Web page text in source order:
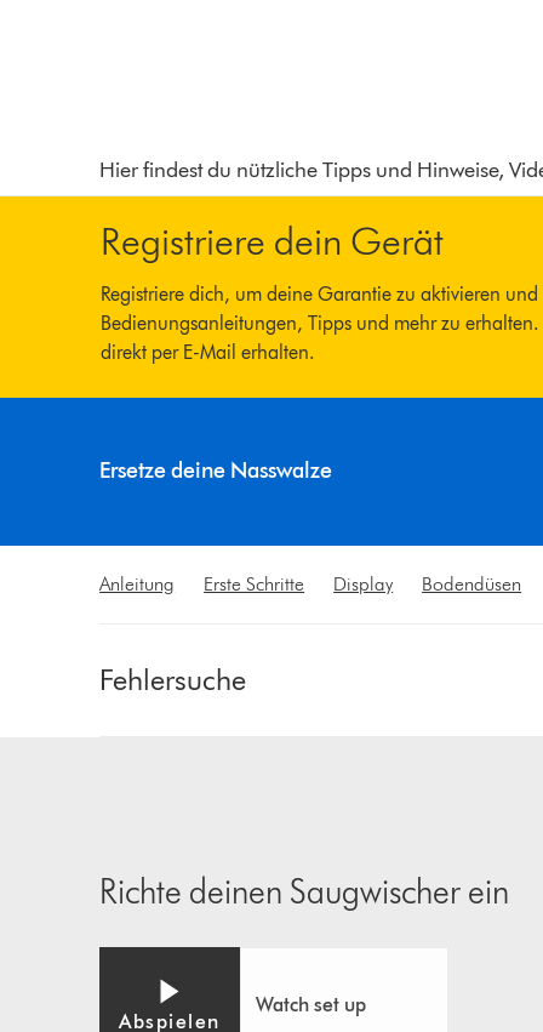
Hier findest du nützliche Tipps und Hinweise,
Registriere dein Gerät
Registriere dich, um deine Garantie zu aktivieren
Bedienungsanleitungen, Tipps und mehr zu
direkt per E-Mail erhalten.
Ersetze deine Nasswalze
Anleitung Erste Schritte Display Bodendüsen
Fehlersuche
Richte deinen Saugwischer ein
Abspielen
Watch set up